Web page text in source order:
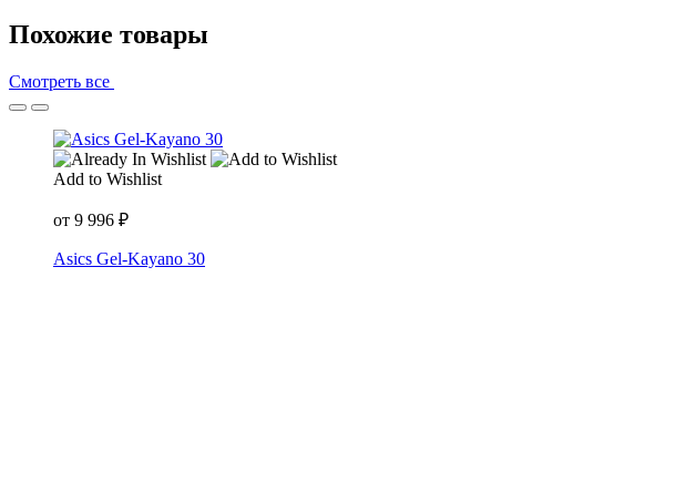
Похожие товары
Смотреть все
Add to Wishlist
от 9 996 ₽
Asics Gel-Kayano 30